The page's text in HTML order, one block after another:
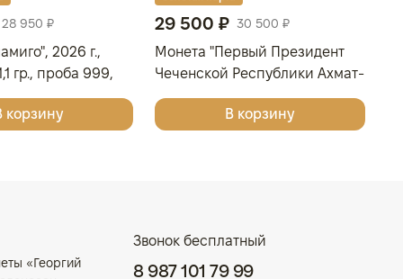
28 950 ₽
2026 г.,
гр., проба 999,
корзину
29 500 ₽ 30 500 ₽
Монета "Первый Президент
Чеченской Республики Ахмат-
Хаджи Абдулхамидович
Кадыров, к 75-летию со дня
В корзину
«Георгий
Звонок бесплатный
8 987 101 79 99